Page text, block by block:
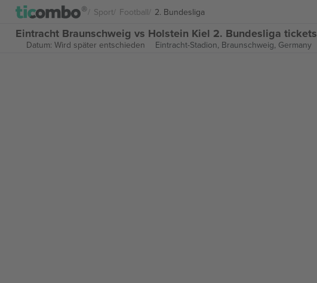
Sport Football 2. Bundesliga
Eintracht Braunschweig vs Holstein Kiel 2. Bundesliga tickets
Datum: Wird später entschieden Eintracht-Stadion, Braunschweig, Germany